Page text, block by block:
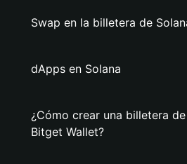
Swap en la billetera de
dApps en Solana
¿Cómo crear una billetera de
Bitget Wallet?